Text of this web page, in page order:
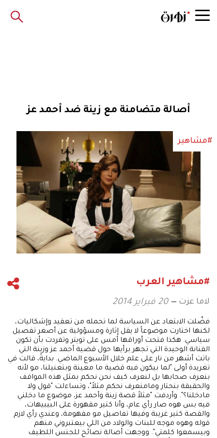
أصالة متضامنة مع زينة ضد أحمد عز
#مشاهير
#مشاهير العرب
لاما عزت 20 فبراير 2014
فضّلت الابتعاد عن السياسة لما تحمله من تعقيد وإشكاليات،
لكنها اختارت موضوعاً لا يقل إثارة ومسؤولية عن أصغر تفصيل
سياسي. هكذا فتحت أوراقها أمس على تويتر وتفردت بأن تكون
الفنانة الوحيدة التي تجهر برأيها حول قضية أحمد عز وزينة التي
باتت أشهر من نار على علم خلال الأسبوع الماضي. بدايةً، قالت في
تغريدة أولى "لما بيكون فيه قضية ما معينة وبتعنيلنا، مو لأنه
بنعرف صحابها بل لنعرف كيف نحن نحكم بمثل هذه المواقف
والحقيقة بنحتار ومامنعرف نحكم مثلاً"، وتساءلت "قول ولا
مادخلنا؟". وأردفت "مثلاً قصة زينة وأحمد عز، موضوع ما دخلني
فيه بس هوه صار رأي عام، وأنا كتير مقهورة على البيبيهات،
والقصة كتير غريبة وفيها تفاصيل مو مفهومة، وعندي رأي لازم
قوله وهوه موجه للبنات والولاد من اللي بيعتبروني منهم
وبيسمعوا كلمتي". ووجهت أصالة نصائح للجنس اللطيف